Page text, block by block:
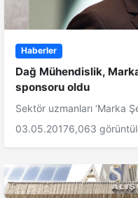
Haberler
Dağ Mühendislik,
sponsoru oldu
Sektör uzmanları ‘Marka
03.05.20176,063